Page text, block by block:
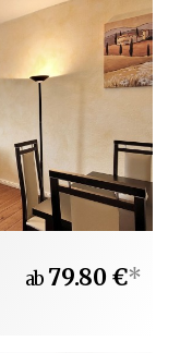
ab 79.80 €*